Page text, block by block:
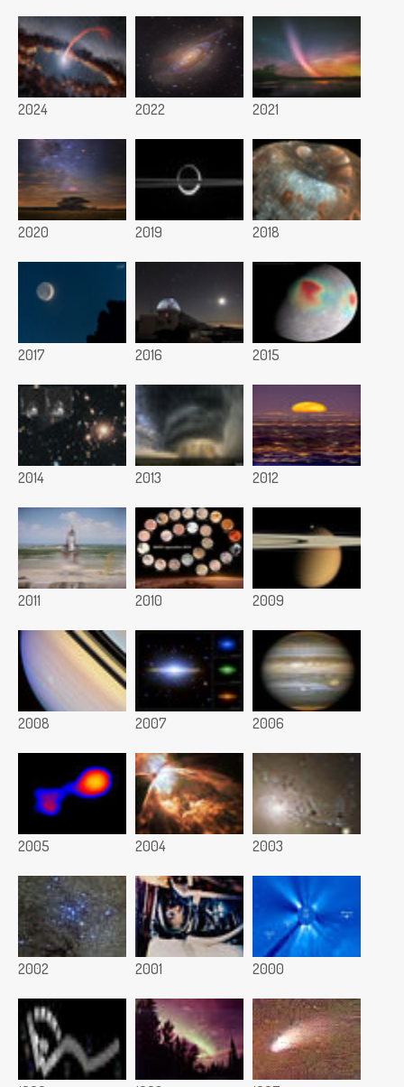
2024 2022 2021
2020 2019 2018
2017 2016 2015
2014 2013 2012
2011 2010 2009
2008 2007 2006
2005 2004 2003
2002 2001 2000